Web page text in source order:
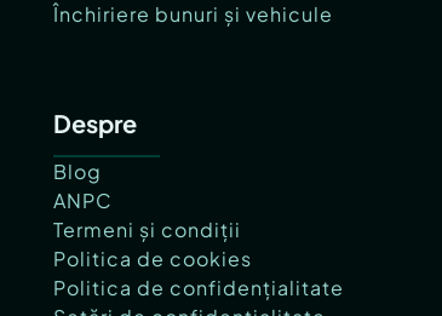
Închiriere bunuri și vehicule
Despre
Blog
ANPC
Termeni și condiții
Politica de cookies
Politica de confidențialitate